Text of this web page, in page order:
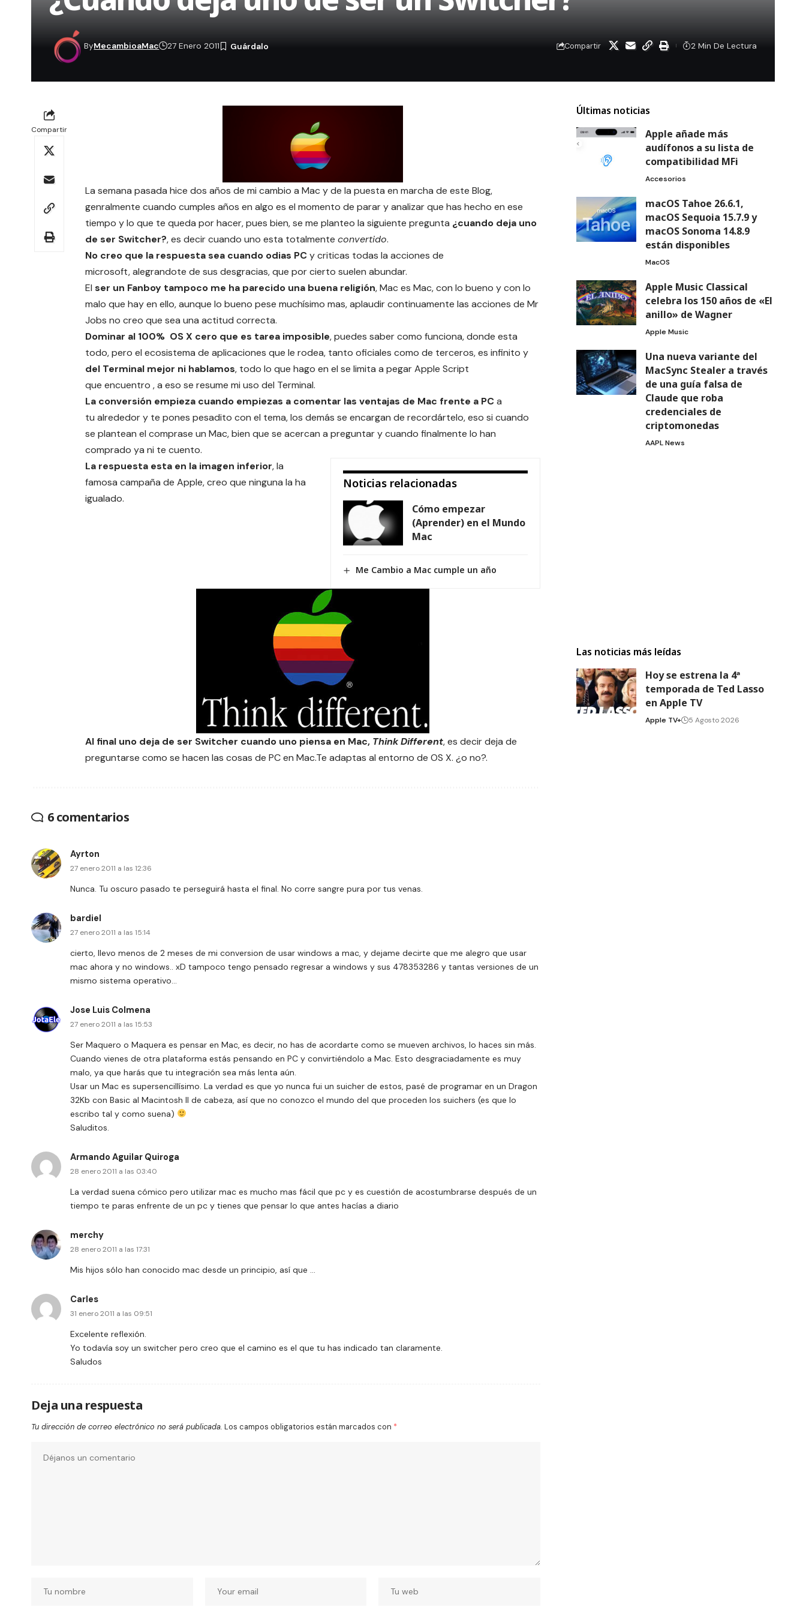
ByMecambioaMac 27 Enero 2011 Compartir 2 Min De Lectura
Compartir
La semana pasada hice dos años de mi cambio a Macy de la puesta en marcha de este Blog,
genralmente cuando cumples años en algo es el momento de parar y analizar que has hecho en ese
tiempo y lo que te queda por hacer, pues bien, se me planteo la siguiente pregunta ¿cuando deja uno
de ser Switcher?, es decir cuando uno esta totalmente convertido.
No creo que la respuesta sea cuando odias PCy criticas todas la acciones de
microsoft, alegrandote de sus desgracias, que por cierto suelen abundar.
El ser un Fanboy tampoco me ha parecido una buena religión, Mac es Mac, con lo bueno y con lo
malo que hay en ello, aunque lo bueno pese muchísimo mas, aplaudir continuamente las acciones de Mr
Jobs no creo que sea una actitud correcta.
Dominar al 100% OS X cero que es tarea imposible, puedes saber como funciona, donde esta
todo, pero el ecosistema de aplicaciones que le rodea, tanto oficiales como de terceros, es infinito y
del Terminal mejor ni hablamos, todo lo que hago en el se limita a pegar Apple Script
que encuentro , a eso se resume mi uso del Terminal.
La conversión empieza cuando empiezas a comentar las ventajas de Mac frente a PCa
tu alrededor y te pones pesadito con el tema, los demás se encargan de recordártelo, eso si cuando
se plantean el comprase un Mac, bien que se acercan a preguntar y cuando finalmente lo han
comprado ya ni te cuento.
Noticias relacionadas
Cómo empezar
(Aprender) en el Mundo
Mac
Me Cambio a Mac cumple un año
La respuesta esta en la imagen inferior, la
famosa campaña de Apple, creo que ninguna la ha
igualado.
Al final uno deja de ser Switcher cuando uno piensa en Mac, Think Different, es decir deja de
preguntarse como se hacen las cosas de PC en Mac.Te adaptas al entorno de OS X. ¿o no?.
6 comentarios
Ayrton
27 enero 2011 a las 12:36
Nunca. Tu oscuro pasado te perseguirá hasta el final. No corre sangre pura por tus venas.
bardiel
27 enero 2011 a las 15:14
cierto, llevo menos de 2 meses de mi conversion de usar windows a mac, y dejame decirte que me alegro que usar
mac ahora y no windows.. xD tampoco tengo pensado regresar a windows y sus 478353286 y tantas versiones de un
mismo sistema operativo…
Jose Luis Colmena
27 enero 2011 a las 15:53
Ser Maquero o Maquera es pensar en Mac, es decir, no has de acordarte como se mueven archivos, lo haces sin más.
Cuando vienes de otra plataforma estás pensando en PC y convirtiéndolo a Mac. Esto desgraciadamente es muy
malo, ya que harás que tu integración sea más lenta aún.
Usar un Mac es supersencillísimo. La verdad es que yo nunca fui un suicher de estos, pasé de programar en un Dragon
32Kb con Basic al Macintosh II de cabeza, así que no conozco el mundo del que proceden los suichers (es que lo
escribo tal y como suena)
Saluditos.
Armando Aguilar Quiroga
28 enero 2011 a las 03:40
La verdad suena cómico pero utilizar mac es mucho mas fácil que pc y es cuestión de acostumbrarse después de un
tiempo te paras enfrente de un pc y tienes que pensar lo que antes hacías a diario
merchy
28 enero 2011 a las 17:31
Mis hijos sólo han conocido mac desde un principio, así que …
Carles
31 enero 2011 a las 09:51
Excelente reflexión.
Yo todavía soy un switcher pero creo que el camino es el que tu has indicado tan claramente.
Saludos
Deja una respuesta
Tu dirección de correo electrónico no será publicada. Los campos obligatorios están marcados con *
Últimas noticias
Apple añade más
audífonos a su lista de
compatibilidad MFi
Accesorios
macOS Tahoe 26.6.1,
macOS Sequoia 15.7.9 y
macOS Sonoma 14.8.9
están disponibles
MacOS
Apple Music Classical
celebra los 150 años de «El
anillo» de Wagner
Apple Music
Una nueva variante del
MacSync Stealer a través
de una guía falsa de
Claude que roba
credenciales de
criptomonedas
AAPL News
Las noticias más leídas
Hoy se estrena la 4ª
temporada de Ted Lasso
en Apple TV
Apple TV+ 5 Agosto 2026